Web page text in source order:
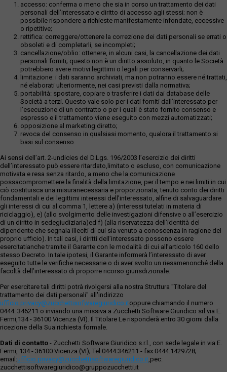
accesso: conferma o meno che sia in corso un trattamento dei dati
personali dell’interessato e diritto di accesso agli stessi; non è
possibile rispondere a richieste manifestamente infondate, eccessive
o ripetitive;
rettifica: correggere/ottenere la correzione dei dati personali se errati o
obsoleti e di completarli, se incompleti;
cancellazione/oblio: ottenere, in alcuni casi, la cancellazione dei dati
personali forniti; questo non è un diritto assoluto, in quanto le Società
potrebbero avere motivi legittimi o legali per conservarli;
limitazione: i dati saranno archiviati, ma non potranno essere né trattati,
né elaborati ulteriormente, nei casi previsti dalla normativa;
portabilità: spostare, copiare o trasferire i dati dai database delle
Società a terzi. Questo vale solo per i dati forniti dall’interessato per
l’esecuzione di un contratto o per i quali è stato fornito consenso e
espresso e il trattamento viene eseguito con mezzi automatizzati;
opposizione al marketing diretto;
revoca del consenso in qualsiasi momento, qualora il trattamento si
basi sul consenso.
Ai sensi dell’art. 2-undicies del D.Lgs. 196/2003 l’esercizio dei diritti
dell’interessato può essere ritardato,limitato o escluso, con comunicazione
motivata e resa senza ritardo, a meno che la comunicazione
possacompromettere la finalità della limitazione, per il tempo e nei limiti in cui
ciò costituisca una misuranecessaria e proporzionata, tenuto conto dei diritti
fondamentali e dei legittimi interessi dell’interessato, alfine di salvaguardare
gli interessi di cui al comma 1, lettere a) (interessi tutelati in materia di
riciclaggio), e) (allo svolgimento delle investigazioni difensive o all’esercizio
di un diritto in sedegiudiziaria)ed f) (alla riservatezza dell’identità del
dipendente che segnala illeciti di cui sia venuto a conoscenza in ragione del
proprio ufficio). In tali casi, i diritti dell’interessato possono essere
esercitatianche tramite il Garante con le modalità di cui all’articolo 160 dello
stesso Decreto. In tale ipotesi, il Garante informerà l’interessato di aver
eseguito tutte le verifiche necessarie o di aver svolto un riesamenonché della
facoltà dell’interessato di proporre ricorso giurisdizionale.
Per esercitare tali diritti potrà rivolgersi alla nostra Struttura "Titolare del
trattamento dei dati personali" all'indirizzo
ufficio.privacy@zucchettisofwaregiuridico.itoppure chiamando il numero
0444. 346211 o inviando una missiva a Zucchetti Software Giuridico srl via E.
Fermi,134 - 36100 Vicenza (VI). Il Titolare Le risponderà entro 30 giorni dalla
ricezione della Sua richiesta formale.
Dati di contatto - Zucchetti Software Giuridico s.r.l., con sede legale in via E.
Fermi, 134 - 36100 Vicenza (VI); Tel 0444.346211 - fax 0444.1429728;
email:ufficio.privacy@zucchettisoftwaregiuridico.it,pec:
zucchettisoftwaregiuridico@gruppozucchetti.it